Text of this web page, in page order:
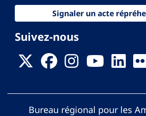
Signaler un acte
Suivez-nous
Bureau régional pour les